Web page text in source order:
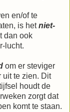
en/of te
is hetniet-
dan ook
lucht.
om er steviger
uit te zien. Dit
houdt de
zorgt dat
komt te staan.